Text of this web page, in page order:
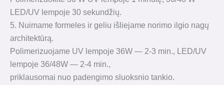
LED/UV lempoje 30 sekundžių.
5. Nuimame formeles ir geliu išliejame norimo ilgio nagų
architektūrą.
Polimerizuojame UV lempoje 36W — 2-3 min., LED/UV
lempoje 36/48W — 2-4 min.,
priklausomai nuo padengimo sluoksnio tankio.